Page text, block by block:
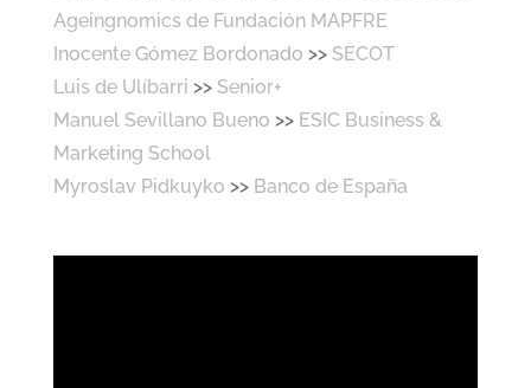
Ageingnomics de Fundación MAPFRE
Inocente Gómez Bordonado >> SECOT
Luis de Ulíbarri >> Senior+
Manuel Sevillano Bueno >> ESIC Business &
Marketing School
Myroslav Pidkuyko >> Banco de España